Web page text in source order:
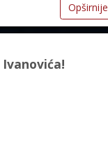
Opširnije